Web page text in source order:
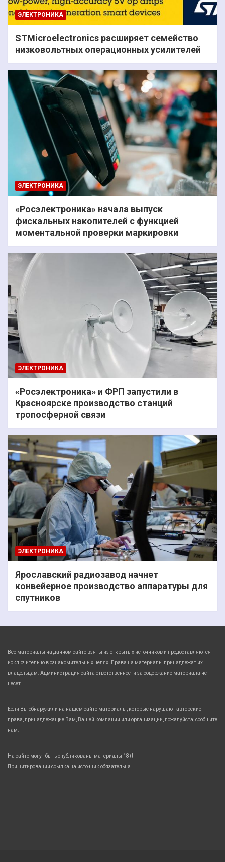
ЭЛЕКТРОНИКА
STMicroelectronics расширяет семейство
низковольтных операционных усилителей
ЭЛЕКТРОНИКА
«Росэлектроника» начала выпуск
фискальных накопителей с функцией
моментальной проверки маркировки
ЭЛЕКТРОНИКА
«Росэлектроника» и ФРП запустили в
Красноярске производство станций
тропосферной связи
ЭЛЕКТРОНИКА
Ярославский радиозавод начнет
конвейерное производство аппаратуры для
спутников
Все материалы на данном сайте взяты из открытых источников и предоставляются
исключительно в ознакомительных целях. Права на материалы принадлежат их
владельцам. Администрация сайта ответственности за содержание материала не
несет.
Если Вы обнаружили на нашем сайте материалы, которые нарушают авторские
права, принадлежащие Вам, Вашей компании или организации, пожалуйста, сообщите
нам.
На сайте могут быть опубликованы материалы 18+!
При цитировании ссылка на источник обязательна.